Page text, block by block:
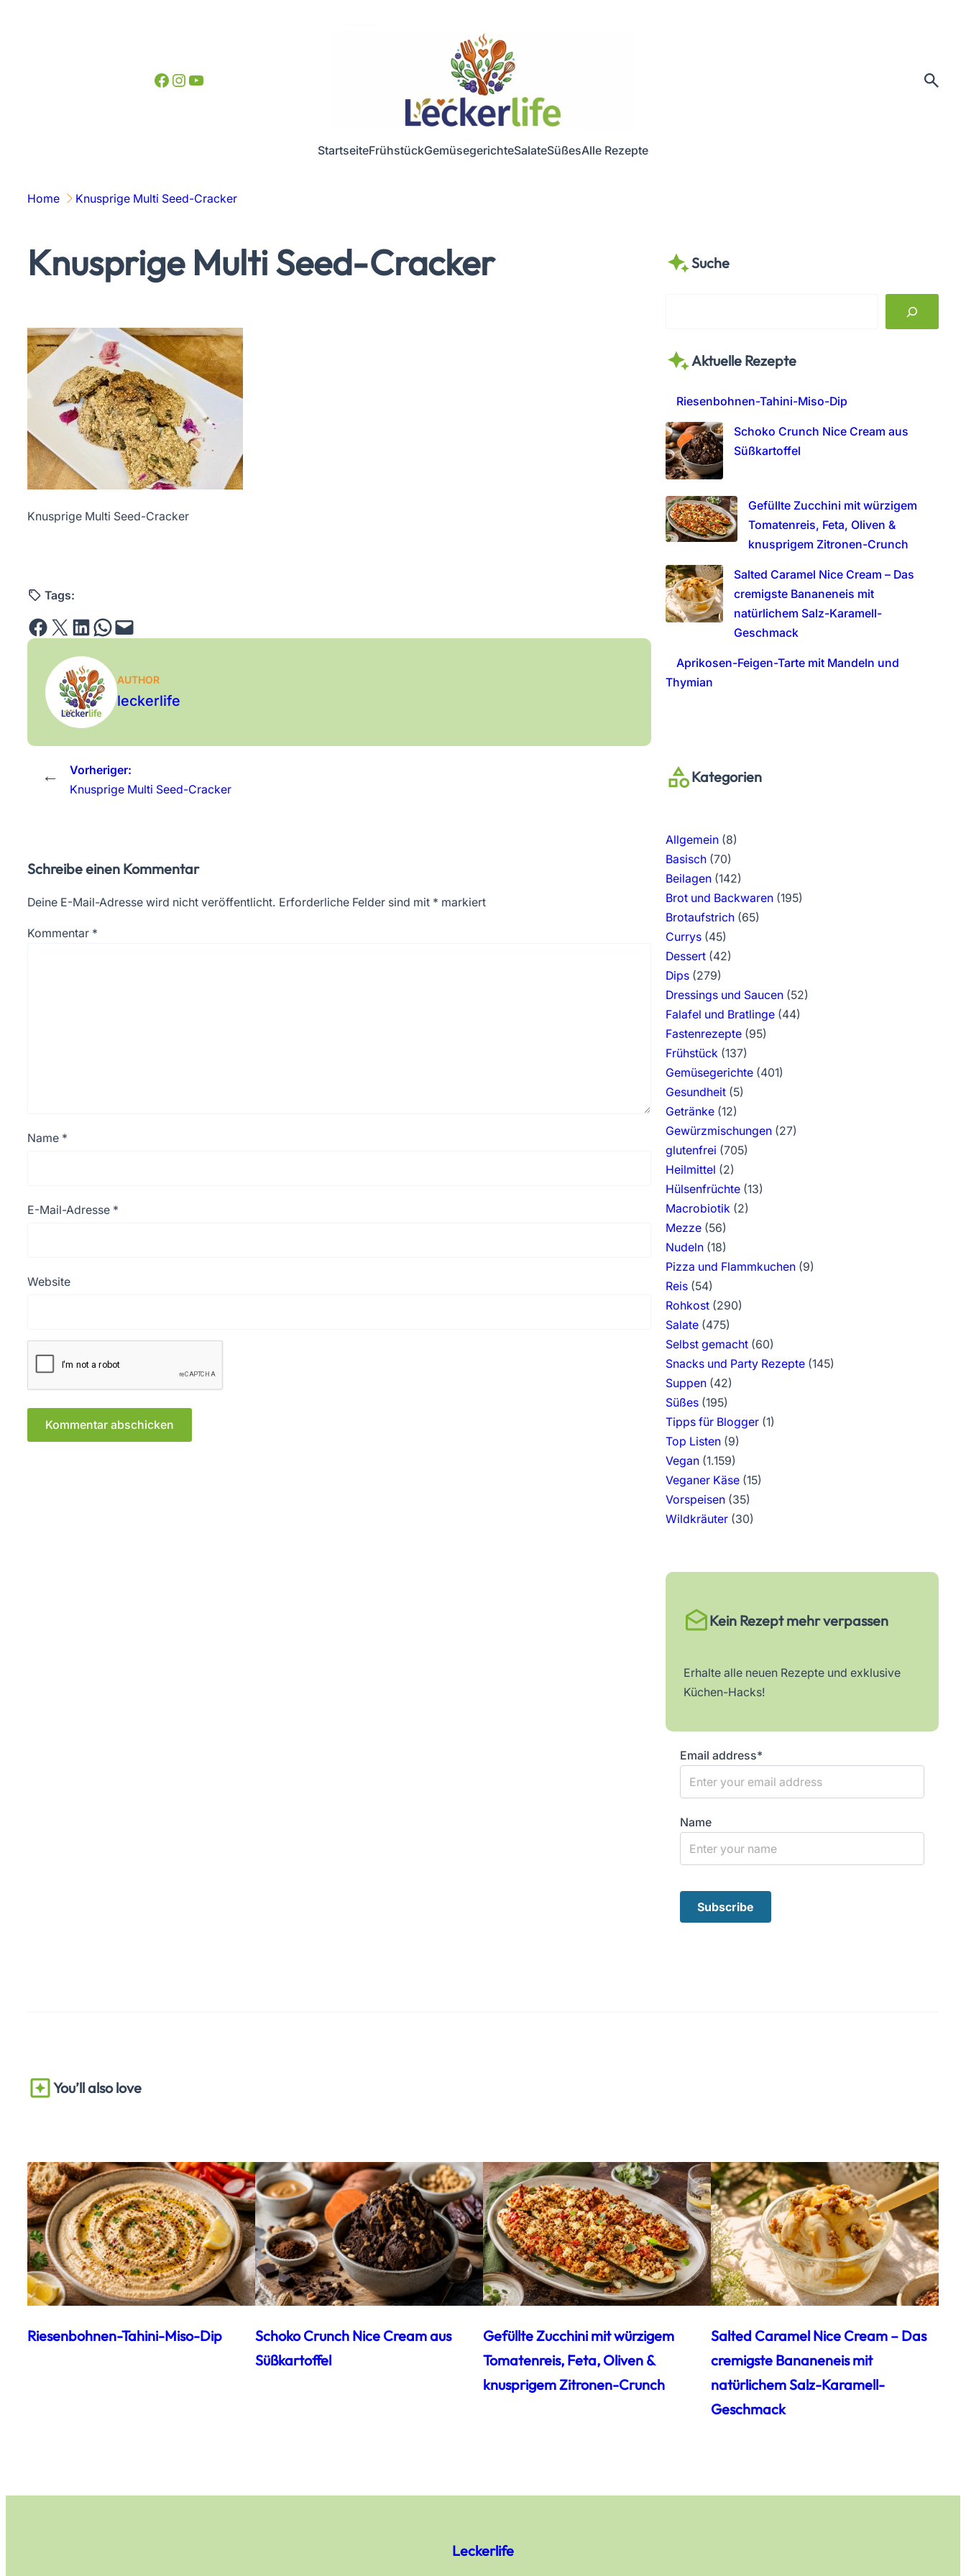
Facebook InstagramYouTube
StartseiteFrühstückGemüsegerichteSalateSüßesAlle Rezepte
Home Knusprige Multi Seed-Cracker
Knusprige Multi Seed-Cracker
Knusprige Multi Seed-Cracker
Tags:
Share on Facebook Email this Page Share on LinkedIn Share on WhatsApp Email this Page
AUTHOR
leckerlife
←
Vorheriger:
Knusprige Multi Seed-Cracker
Schreibe einen Kommentar
Deine E-Mail-Adresse wird nicht veröffentlicht. Erforderliche Felder sind mit * markiert
Kommentar *
Name *
E-Mail-Adresse *
Website
Suche
r
Aktuelle Rezepte
Riesenbohnen-Tahini-Miso-Dip
Schoko Crunch Nice Cream aus
Süßkartoffel
Gefüllte Zucchini mit würzigem
Tomatenreis, Feta, Oliven &
knusprigem Zitronen-Crunch
Salted Caramel Nice Cream – Das
cremigste Bananeneis mit
natürlichem Salz-Karamell-
Geschmack
Aprikosen-Feigen-Tarte mit Mandeln und
Thymian
Kategorien
Allgemein(8)
Basisch(70)
Beilagen(142)
Brot und Backwaren(195)
Brotaufstrich(65)
Currys(45)
Dessert(42)
Dips(279)
Dressings und Saucen(52)
Falafel und Bratlinge(44)
Fastenrezepte(95)
Frühstück (137)
Gemüsegerichte(401)
Gesundheit(5)
Getränke(12)
Gewürzmischungen(27)
glutenfrei (705)
Heilmittel (2)
Hülsenfrüchte(13)
Macrobiotik (2)
Mezze(56)
Nudeln(18)
Pizza und Flammkuchen(9)
Reis(54)
Rohkost(290)
Salate(475)
Selbst gemacht(60)
Snacks und Party Rezepte(145)
Suppen(42)
Süßes(195)
Tipps für Blogger(1)
Top Listen(9)
Vegan(1.159)
Veganer Käse(15)
Vorspeisen(35)
Wildkräuter(30)
Kein Rezept mehr verpassen
Erhalte alle neuen Rezepte und exklusive
Küchen-Hacks!
Email address*
Name
You’ll also love
Riesenbohnen-Tahini-Miso-Dip
Schoko Crunch Nice Cream aus
Süßkartoffel
Gefüllte Zucchini mit würzigem
Tomatenreis, Feta, Oliven &
knusprigem Zitronen-Crunch
Salted Caramel Nice Cream – Das
cremigste Bananeneis mit
natürlichem Salz-Karamell-
Geschmack
Leckerlife